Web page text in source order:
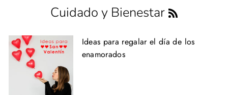
Cuidado y Bienestar
Ideas para regalar el día de los
enamorados